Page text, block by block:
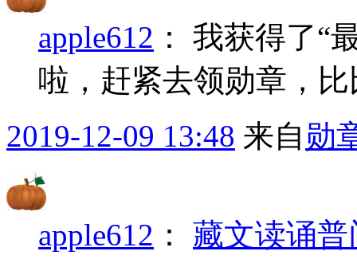
apple612 ： 我获得了“
啦，赶紧去领勋章，
2019-12-09 13:48 来自 勋
apple612 ： 藏文读诵